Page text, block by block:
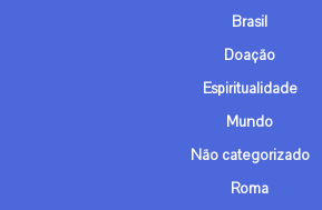
Brasil
Doação
Espiritualidade
Mundo
Não categorizado
Roma